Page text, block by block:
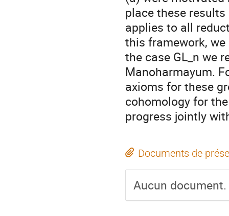
place these
applies to all
this framework,
the case GL_n we
Manoharmayum.
axioms for these
cohomology for
progress jointly
Documents de
Aucun document.